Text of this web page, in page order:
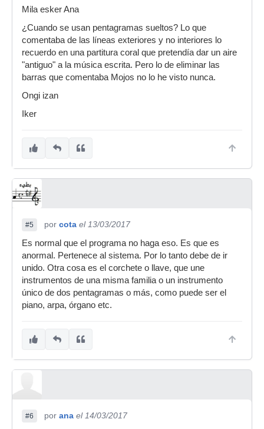
Mila esker Ana
¿Cuando se usan pentagramas sueltos? Lo que
comentaba de las líneas exteriores y no interiores lo
recuerdo en una partitura coral que pretendía dar un aire
"antiguo" a la música escrita. Pero lo de eliminar las
barras que comentaba Mojos no lo he visto nunca.
Ongi izan
Iker
#5 por cota el 13/03/2017
Es normal que el programa no haga eso. Es que es
anormal. Pertenece al sistema. Por lo tanto debe de ir
unido. Otra cosa es el corchete o llave, que une
instrumentos de una misma familia o un instrumento
único de dos pentagramas o más, como puede ser el
piano, arpa, órgano etc.
#6 por ana el 14/03/2017